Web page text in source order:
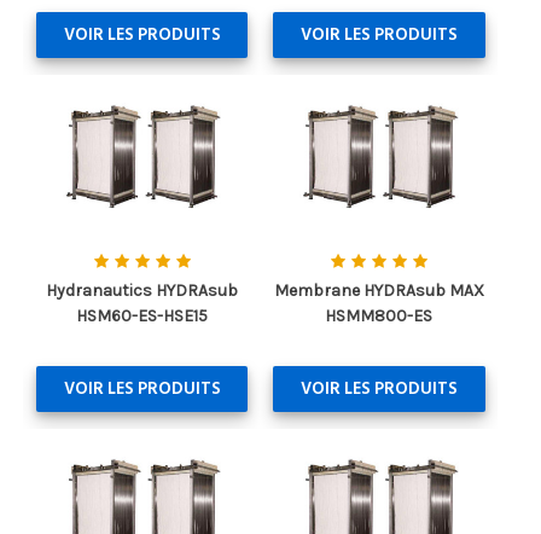
VOIR LES PRODUITS VOIR LES PRODUITS
Hydranautics HYDRAsub
HSM60-ES-HSE15
VOIR LES PRODUITS
Membrane HYDRAsub MAX
HSMM800-ES
VOIR LES PRODUITS